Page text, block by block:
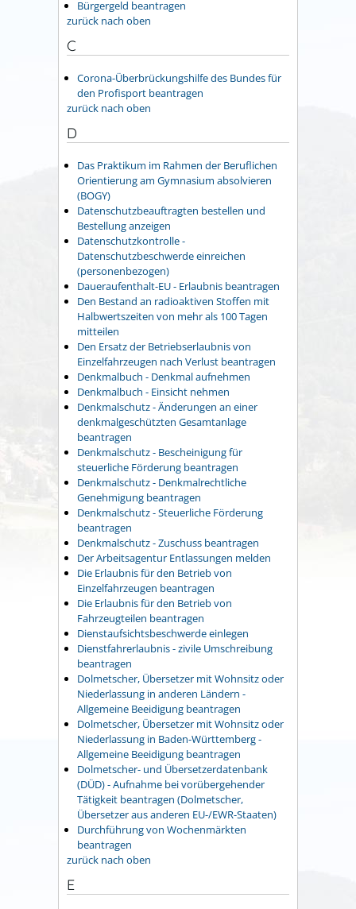
Bürgergeld beantragen
zurück nach oben
C
Corona-Überbrückungshilfe des Bundes für
den Profisport beantragen
zurück nach oben
D
Das Praktikum im Rahmen der Beruflichen
Orientierung am Gymnasium absolvieren
(BOGY)
Datenschutzbeauftragten bestellen und
Bestellung anzeigen
Datenschutzkontrolle -
Datenschutzbeschwerde einreichen
(personenbezogen)
Daueraufenthalt-EU - Erlaubnis beantragen
Den Bestand an radioaktiven Stoffen mit
Halbwertszeiten von mehr als 100 Tagen
mitteilen
Den Ersatz der Betriebserlaubnis von
Einzelfahrzeugen nach Verlust beantragen
Denkmalbuch - Denkmal aufnehmen
Denkmalbuch - Einsicht nehmen
Denkmalschutz - Änderungen an einer
denkmalgeschützten Gesamtanlage
beantragen
Denkmalschutz - Bescheinigung für
steuerliche Förderung beantragen
Denkmalschutz - Denkmalrechtliche
Genehmigung beantragen
Denkmalschutz - Steuerliche Förderung
beantragen
Denkmalschutz - Zuschuss beantragen
Der Arbeitsagentur Entlassungen melden
Die Erlaubnis für den Betrieb von
Einzelfahrzeugen beantragen
Die Erlaubnis für den Betrieb von
Fahrzeugteilen beantragen
Dienstaufsichtsbeschwerde einlegen
Dienstfahrerlaubnis - zivile Umschreibung
beantragen
Dolmetscher, Übersetzer mit Wohnsitz oder
Niederlassung in anderen Ländern -
Allgemeine Beeidigung beantragen
Dolmetscher, Übersetzer mit Wohnsitz oder
Niederlassung in Baden-Württemberg -
Allgemeine Beeidigung beantragen
Dolmetscher- und Übersetzerdatenbank
(DÜD) - Aufnahme bei vorübergehender
Tätigkeit beantragen (Dolmetscher,
Übersetzer aus anderen EU-/EWR-Staaten)
Durchführung von Wochenmärkten
beantragen
zurück nach oben
E